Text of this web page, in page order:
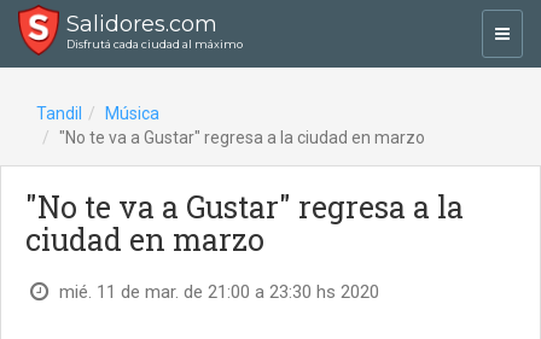
Salidores.com
Disfrutá cada ciudad al máximo
Tandil
Música
"No te va a Gustar" regresa a la ciudad en marzo
"No te va a Gustar" regresa a la
ciudad en marzo
mié. 11 de mar. de 21:00 a 23:30 hs 2020